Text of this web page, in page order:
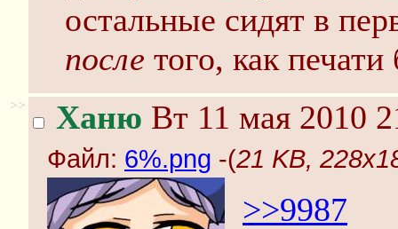
остальные сидят в
после того, как
>> Ханю Вт 11 мая 2010
Файл: 6%.png -(21 KB,
>>9987